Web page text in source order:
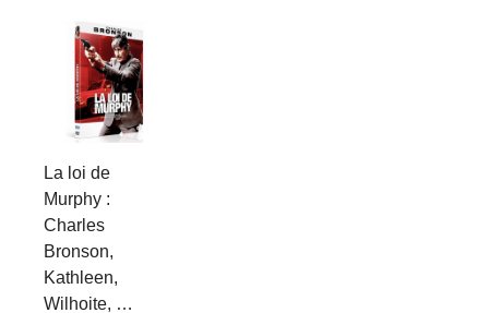
La loi de
Murphy :
Charles
Bronson,
Kathleen,
Wilhoite, …